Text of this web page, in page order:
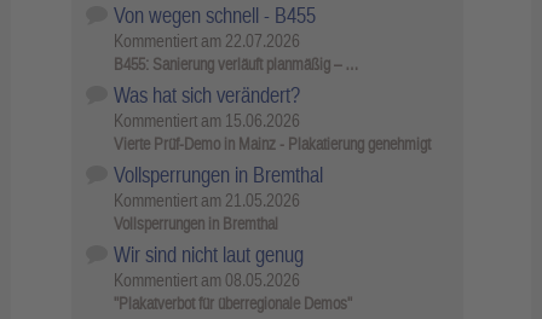
Von wegen schnell - B455
Kommentiert am 22.07.2026
B455: Sanierung verläuft planmäßig – …
Was hat sich verändert?
Kommentiert am 15.06.2026
Vierte Prüf-Demo in Mainz - Plakatierung genehmigt
Vollsperrungen in Bremthal
Kommentiert am 21.05.2026
Vollsperrungen in Bremthal
Wir sind nicht laut genug
Kommentiert am 08.05.2026
"Plakatverbot für überregionale Demos"